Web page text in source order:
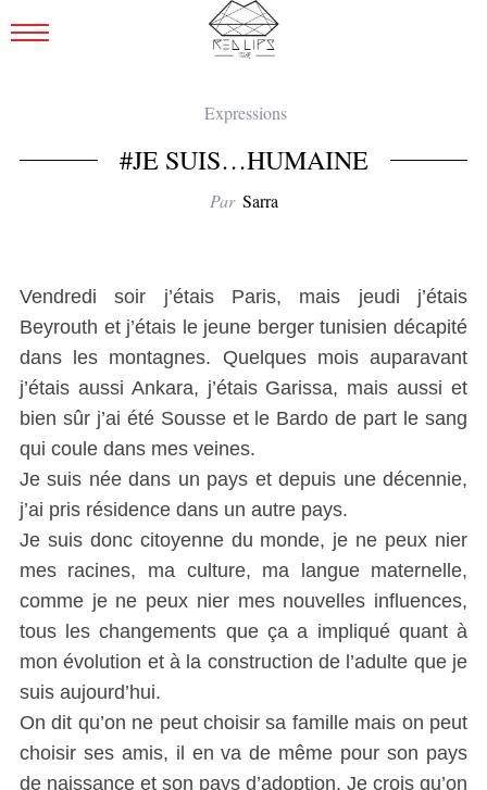
Expressions
#JE SUIS…HUMAINE
Par Sarra
Vendredi soir j’étais Paris, mais jeudi j’étais
Beyrouth et j’étais le jeune berger tunisien décapité
dans les montagnes. Quelques mois auparavant
j’étais aussi Ankara, j’étais Garissa, mais aussi et
bien sûr j’ai été Sousse et le Bardo de part le sang
qui coule dans mes veines.
Je suis née dans un pays et depuis une décennie,
j’ai pris résidence dans un autre pays.
Je suis donc citoyenne du monde, je ne peux nier
mes racines, ma culture, ma langue maternelle,
comme je ne peux nier mes nouvelles influences,
tous les changements que ça a impliqué quant à
mon évolution et à la construction de l’adulte que je
suis aujourd’hui.
On dit qu’on ne peut choisir sa famille mais on peut
choisir ses amis, il en va de même pour son pays
de naissance et son pays d’adoption. Je crois qu’on